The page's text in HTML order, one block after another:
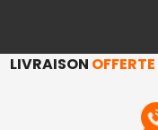
LIVRAISON OFFERTE